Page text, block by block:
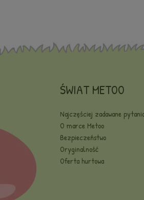
ŚWIAT METOO
Najczęściej zadawane
O marce Metoo
Bezpieczeństwo
Oryginalność
Oferta hurtowa